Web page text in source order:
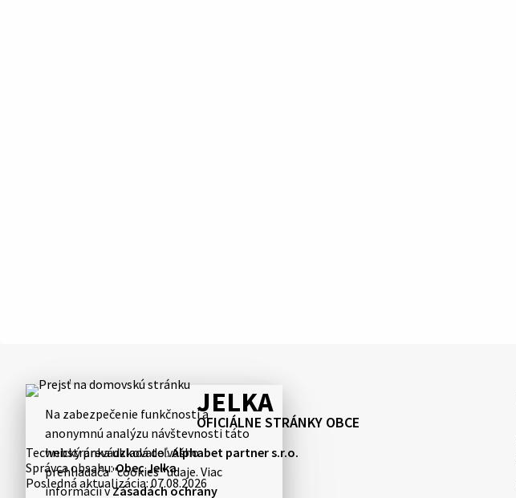
Na zabezpečenie funkčnosti a
anonymnú analýzu návštevnosti táto
webstránka ukladá do vášho
prehliadača "cookies" údaje. Viac
informácií vZásadách ochrany
JELKA
OFICIÁLNE STRÁNKY OBCE
Technický prevádzkovateľ:Alphabet partner s.r.o.
Správca obsahu:Obec Jelka
Posledná aktualizácia: 07.08.2026